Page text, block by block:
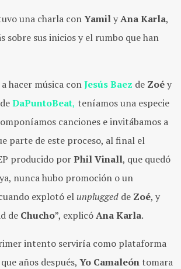
una charla conYamilyAna Karla,
sobre sus inicios y el rumbo que han
hacer música conJesús Baez de Zoéy
deDaPuntoBeat, teníamos una especie
canciones e invitábamos a
parte de este proceso, al final el
producido porPhil Vinall, que quedó
nunca hubo promoción o un
explotó el unplugged de Zoé, y
de Chucho”, explicóAna Karla.
intento serviría como plataforma
años después, Yo Camaleón tomara